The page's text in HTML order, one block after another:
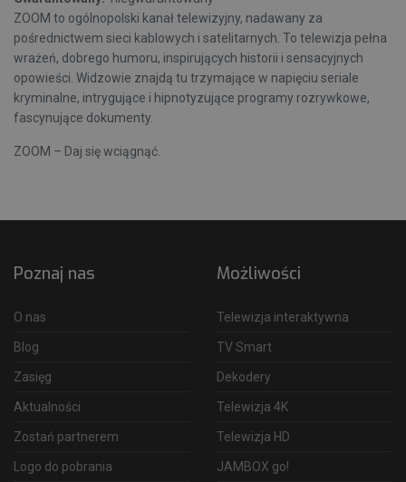
ZOOM to ogólnopolski kanał telewizyjny, nadawany za
pośrednictwem sieci kablowych i satelitarnych. To telewizja pełna
wrażeń, dobrego humoru, inspirujących historii i sensacyjnych
opowieści. Widzowie znajdą tu trzymające w napięciu seriale
kryminalne, intrygujące i hipnotyzujące programy rozrywkowe,
fascynujące dokumenty.
ZOOM – Daj się wciągnąć.
Poznaj nas
O nas
Blog
Zasięg
Aktualności
Zostań partnerem
Logo do pobrania
Możliwości
Telewizja interaktywna
TV Smart
Dekodery
Telewizja 4K
Telewizja HD
JAMBOX go!